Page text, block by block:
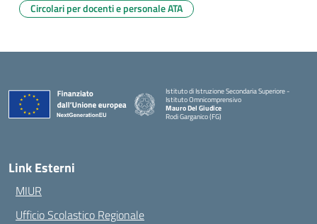
Circolari per docenti e personale ATA
Istituto di Istruzione Secondaria Superiore -
Istituto Omnicomprensivo
Mauro Del Giudice
Rodi Garganico (FG)
— Visita la pagina iniziale della scuola
Link Esterni
MIUR
Ufficio Scolastico Regionale